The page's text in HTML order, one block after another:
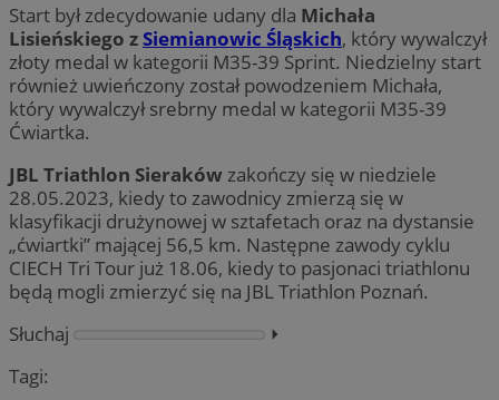
Start był zdecydowanie udany dla Michała
Lisieńskiego zSiemianowic Śląskich, który wywalczył
złoty medal w kategorii M35-39 Sprint. Niedzielny start
również uwieńczony został powodzeniem Michała,
który wywalczył srebrny medal w kategorii M35-39
Ćwiartka.
JBL Triathlon Sieraków zakończy się w niedziele
28.05.2023, kiedy to zawodnicy zmierzą się w
klasyfikacji drużynowej w sztafetach oraz na dystansie
„ćwiartki” mającej 56,5 km. Następne zawody cyklu
CIECH Tri Tour już 18.06, kiedy to pasjonaci triathlonu
będą mogli zmierzyć się na JBL Triathlon Poznań.
Słuchaj
⏵︎
Tagi: